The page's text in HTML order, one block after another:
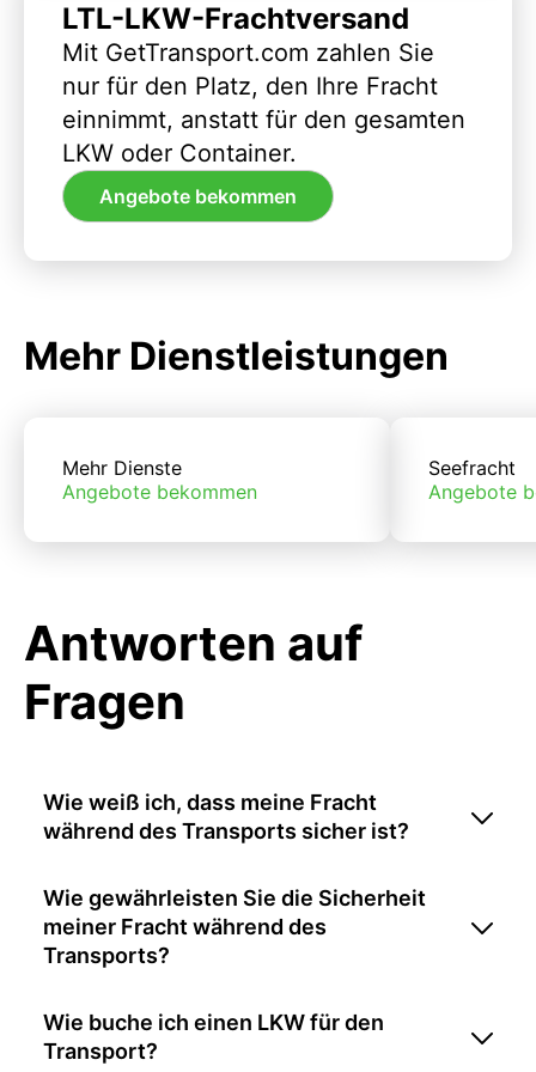
LTL-LKW-Frachtversand
Mit GetTransport.com zahlen Sie
nur für den Platz, den Ihre Fracht
einnimmt, anstatt für den gesamten
LKW oder Container.
Angebote bekommen
Mehr Dienstleistungen
Mehr Dienste
Angebote bekommen
Seefracht
Angebote
Antworten auf
Fragen
Wie weiß ich, dass meine Fracht
während des Transports sicher ist?
Wie gewährleisten Sie die Sicherheit
meiner Fracht während des
Transports?
Wie buche ich einen LKW für den
Transport?